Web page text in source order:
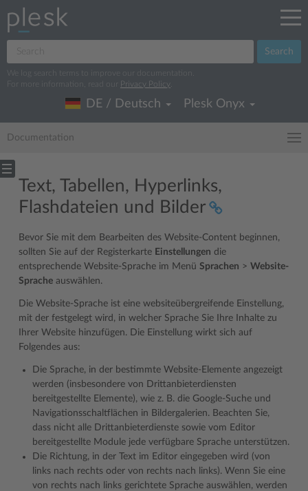
Search
We log search terms to improve our documentation.
For more information, read our
Privacy Policy
DE / Deutsch Plesk Onyx
Documentation
Text, Tabellen, Hyperlinks,
Flashdateien und Bilder
Bevor Sie mit dem Bearbeiten des Website-Content beginnen,
sollten Sie auf der Registerkarte Einstellungen die
entsprechende Website-Sprache im Menü Sprachen > Website-
Sprache auswählen.
Die Website-Sprache ist eine websiteübergreifende Einstellung,
mit der festgelegt wird, in welcher Sprache Sie Ihre Inhalte zu
Ihrer Website hinzufügen. Die Einstellung wirkt sich auf
Folgendes aus:
Die Sprache, in der bestimmte Website-Elemente angezeigt
werden (insbesondere von Drittanbieterdiensten
bereitgestellte Elemente), wie z. B. die Google-Suche und
Navigationsschaltflächen in Bildergalerien. Beachten Sie,
dass nicht alle Drittanbieterdienste sowie vom Editor
bereitgestellte Module jede verfügbare Sprache unterstützen.
Die Richtung, in der Text im Editor eingegeben wird (von
links nach rechts oder von rechts nach links). Wenn Sie eine
von rechts nach links gerichtete Sprache auswählen, werden